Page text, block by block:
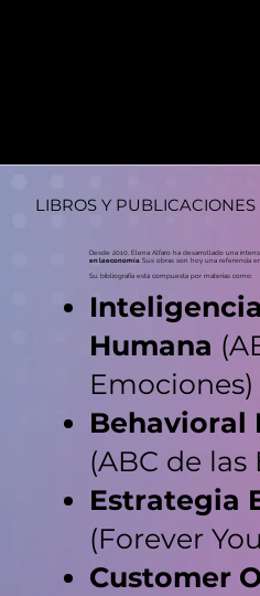
LIBROS Y PUBLICACIONES
Desde 2010, Elena Alfaro ha desarrollado una
en la economía. Sus obras son hoy una referencia
Su bibliografía está compuesta por materias como:
Humana
Emociones)
Behavioral
(ABC de
Estrategia
(Forever
Customer